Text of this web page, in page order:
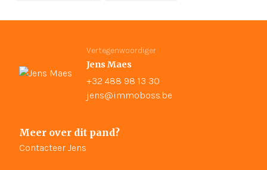
Vertegenwoordiger
Jens Maes
+32 488 98 13 30
jens@immoboss.be
Meer over dit pand?
Contacteer Jens